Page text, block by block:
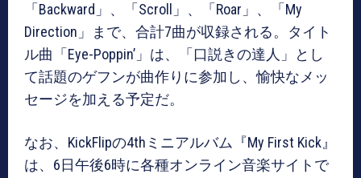
「Backward」、「Scroll」、「Roar」、「My
Direction」まで、合計7曲が収録される。タイト
ル曲「Eye-Poppin’」は、「口説きの達人」とし
て話題のゲフンが曲作りに参加し、愉快なメッ
セージを加える予定だ。
なお、KickFlipの4thミニアルバム『My First Kick』
は、6日午後6時に各種オンライン音楽サイトで